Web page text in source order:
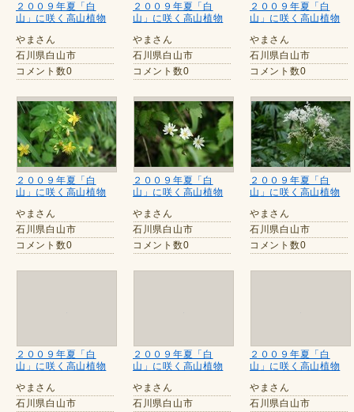
２００９年夏「白
山」に咲く高山植物
やまさん
石川県白山市
コメント数0
２００９年夏「白
山」に咲く高山植物
やまさん
石川県白山市
コメント数0
２００９年夏「白
山」に咲く高山植物
やまさん
石川県白山市
コメント数0
２００９年夏「白
山」に咲く高山植物
やまさん
石川県白山市
コメント数0
２００９年夏「白
山」に咲く高山植物
やまさん
石川県白山市
コメント数0
２００９年夏「白
山」に咲く高山植物
やまさん
石川県白山市
コメント数0
２００９年夏「白
山」に咲く高山植物
やまさん
石川県白山市
２００９年夏「白
山」に咲く高山植物
やまさん
石川県白山市
２００９年夏「白
山」に咲く高山植物
やまさん
石川県白山市